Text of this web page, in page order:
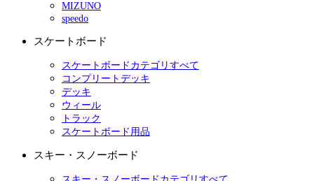
MIZUNO
speedo
スケートボード
スケートボードカテゴリすべて
コンプリートデッキ
デッキ
ウィール
トラック
スケートボード用品
スキー・スノーボード